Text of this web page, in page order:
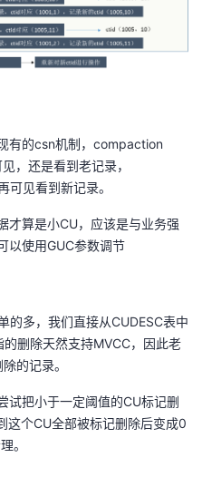
有的csn机制，compaction
，还是看到老记录，
见看到新记录。
才算是小CU，应该是与业务强
以使用GUC参数调节
的多，我们直接从CUDESC表中
删除天然支持MVCC，因此老
的记录。
试把小于一定阈值的CU标记删
这个CU全部被标记删除后变成0
。